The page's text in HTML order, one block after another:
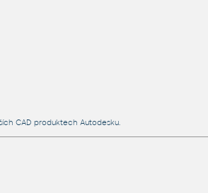
CAD produktech Autodesku.